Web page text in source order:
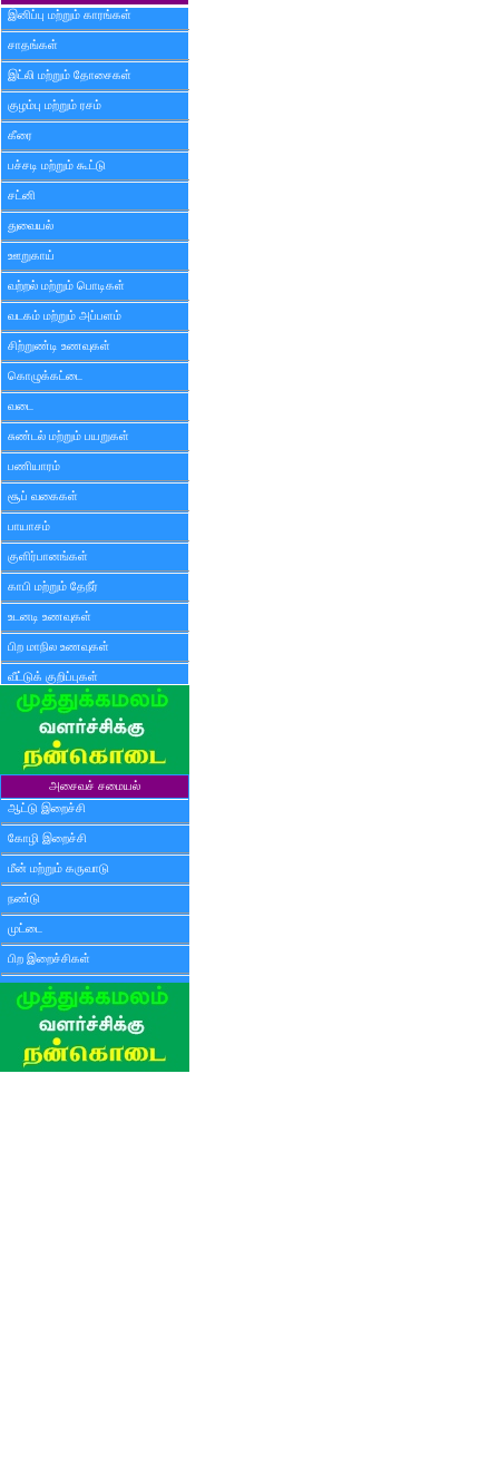
இனிப்பு மற்றும் காரங்கள்
சாதங்கள்
இட்லி மற்றும் தோசைகள்
குழம்பு மற்றும் ரசம்
கீரை
பச்சடி மற்றும் கூட்டு
சட்னி
துவையல்
ஊறுகாய்
வற்றல் மற்றும் பொடிகள்
வடகம் மற்றும் அப்பளம்
சிற்றுண்டி உணவுகள்
கொழுக்கட்டை
வடை
சுண்டல் மற்றும் பயறுகள்
பணியாரம்
சூப் வகைகள்
பாயாசம்
குளிர்பானங்கள்
காபி மற்றும் தேநீர்
உடனடி உணவுகள்
பிற மாநில உணவுகள்
வீட்டுக் குறிப்புகள்
அசைவச் சமையல்
ஆட்டு இறைச்சி
கோழி இறைச்சி
மீன் மற்றும் கருவாடு
நண்டு
முட்டை
பிற இறைச்சிகள்